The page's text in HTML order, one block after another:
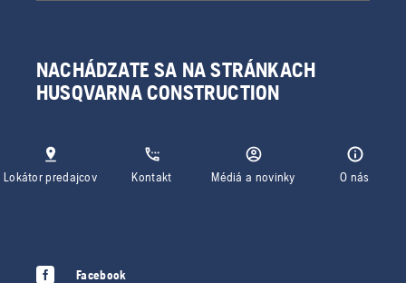
NACHÁDZATE SA NA STRÁNKACH
HUSQVARNA CONSTRUCTION
Lokátor predajcov Kontakt Médiá a novinky O nás
Facebook